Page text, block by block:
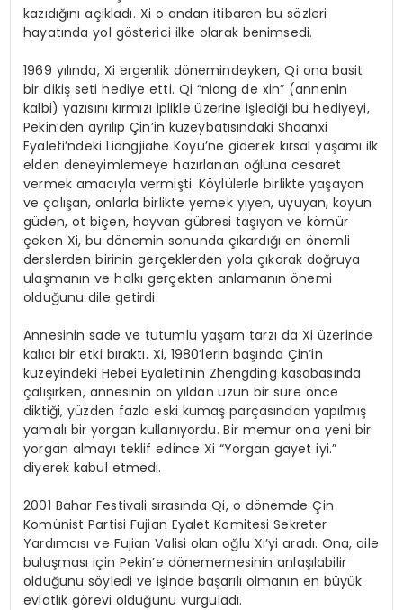
kazıdığını açıkladı. Xi o andan itibaren bu sözleri
hayatında yol gösterici ilke olarak benimsedi.
1969 yılında, Xi ergenlik dönemindeyken, Qi ona basit
bir dikiş seti hediye etti. Qi “niang de xin” (annenin
kalbi) yazısını kırmızı iplikle üzerine işlediği bu hediyeyi,
Pekin’den ayrılıp Çin’in kuzeybatısındaki Shaanxi
Eyaleti’ndeki Liangjiahe Köyü’ne giderek kırsal yaşamı ilk
elden deneyimlemeye hazırlanan oğluna cesaret
vermek amacıyla vermişti. Köylülerle birlikte yaşayan
ve çalışan, onlarla birlikte yemek yiyen, uyuyan, koyun
güden, ot biçen, hayvan gübresi taşıyan ve kömür
çeken Xi, bu dönemin sonunda çıkardığı en önemli
derslerden birinin gerçeklerden yola çıkarak doğruya
ulaşmanın ve halkı gerçekten anlamanın önemi
olduğunu dile getirdi.
Annesinin sade ve tutumlu yaşam tarzı da Xi üzerinde
kalıcı bir etki bıraktı. Xi, 1980’lerin başında Çin’in
kuzeyindeki Hebei Eyaleti’nin Zhengding kasabasında
çalışırken, annesinin on yıldan uzun bir süre önce
diktiği, yüzden fazla eski kumaş parçasından yapılmış
yamalı bir yorgan kullanıyordu. Bir memur ona yeni bir
yorgan almayı teklif edince Xi “Yorgan gayet iyi.”
diyerek kabul etmedi.
2001 Bahar Festivali sırasında Qi, o dönemde Çin
Komünist Partisi Fujian Eyalet Komitesi Sekreter
Yardımcısı ve Fujian Valisi olan oğlu Xi’yi aradı. Ona, aile
buluşması için Pekin’e dönememesinin anlaşılabilir
olduğunu söyledi ve işinde başarılı olmanın en büyük
evlatlık görevi olduğunu vurguladı.